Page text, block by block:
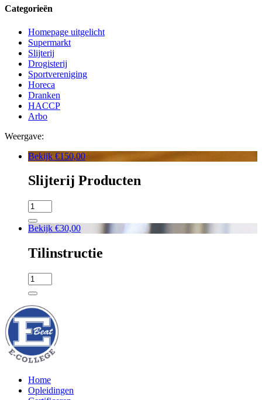
Categorieën
Homepage uitgelicht
Supermarkt
Slijterij
Drogisterij
Sportvereniging
Horeca
Dranken
HACCP
Arbo
Weergave:
Bekijk €150,00
Slijterij Producten
Bekijk €30,00
Tilinstructie
Home
Opleidingen